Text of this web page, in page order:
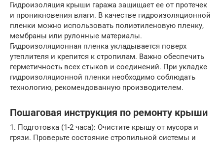
Гидроизоляция крыши гаража защищает ее от протечек
и проникновения влаги. В качестве гидроизоляционной
пленки можно использовать полиэтиленовую пленку,
мембраны или рулонные материалы.
Гидроизоляционная пленка укладывается поверх
утеплителя и крепится к стропилам. Важно обеспечить
герметичность всех стыков и соединений. При укладке
гидроизоляционной пленки необходимо соблюдать
технологию, рекомендованную производителем.
Пошаговая инструкция по ремонту крыши
1. Подготовка (1-2 часа): Очистите крышу от мусора и
грязи. Проверьте состояние стропильной системы и